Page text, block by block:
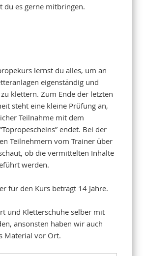
du es gerne mitbringen.
lernst du alles, um an
eigenständig und
klettern. Zum Ende der letzten
steht eine kleine Prüfung an,
Teilnahme mit dem
endet. Bei der
Teilnehmern vom Trainer über
ob die vermittelten Inhalte
werden.
für den Kurs beträgt 14 Jahre.
und Kletterschuhe selber mit
ansonsten haben wir auch
Material vor Ort.